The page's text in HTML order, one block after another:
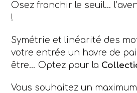
Osez franchir le seuil…
!
Symétrie et linéarité des
votre entrée un havre de
être… Optez pour la
Vous souhaitez un